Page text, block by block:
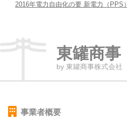
2016年電力自由化の要 新電力（PPS）
東罐商事
by 東罐商事株式会社
事業者概要